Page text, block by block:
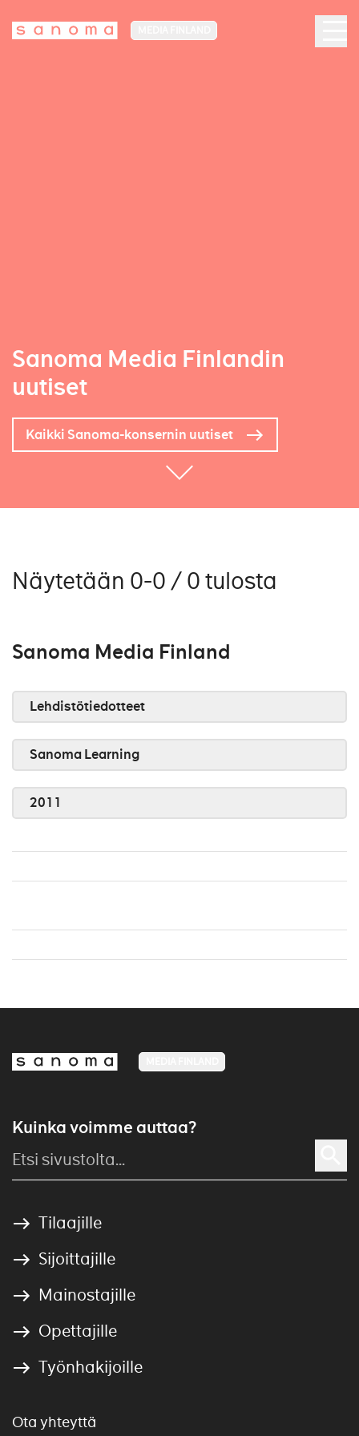
Sanoma Media Finlandin
uutiset
Kaikki Sanoma-konsernin uutiset
Näytetään 0-0 / 0 tulosta
Sanoma Media Finland
Lehdistötiedotteet
Sanoma Learning
2011
Kuinka voimme auttaa?
Tilaajille
Sijoittajille
Mainostajille
Opettajille
Työnhakijoille
Ota yhteyttä